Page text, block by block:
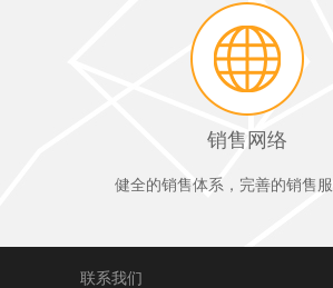
销售网络
健全的销售体系，完善的销售
联系我们